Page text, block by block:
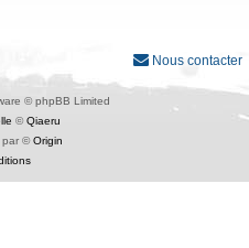
Nous contacter
© phpBB Limited
©Qiaeru
par ©Origin